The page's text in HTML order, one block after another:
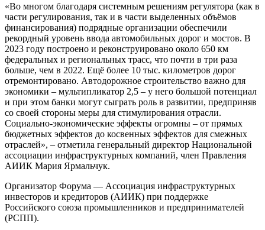
«Во многом благодаря системным решениям регулятора (как в
части регулирования, так и в части выделенных объёмов
финансирования) подрядные организации обеспечили
рекордный уровень ввода автомобильных дорог и мостов. В
2023 году построено и реконструировано около 650 км
федеральных и региональных трасс, что почти в три раза
больше, чем в 2022. Ещё более 10 тыс. километров дорог
отремонтировано. Автодорожное строительство важно для
экономики – мультипликатор 2,5 – у него большой потенциал
и при этом банки могут сыграть роль в развитии, предприняв
со своей стороны меры для стимулирования отрасли.
Социально-экономические эффекты огромны – от прямых
бюджетных эффектов до косвенных эффектов для смежных
отраслей», – отметила генеральный директор Национальной
ассоциации инфраструктурных компаний, член Правления
АИИК Мария Ярмальчук.
Организатор Форума — Ассоциация инфраструктурных
инвесторов и кредиторов (АИИК) при поддержке
Российского союза промышленников и предпринимателей
(РСПП).